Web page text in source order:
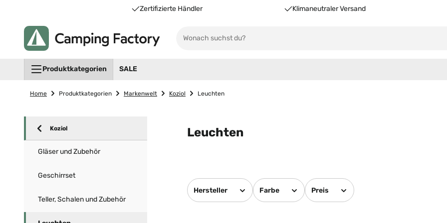
Unsere Vorteile für Sie
Zertifizierte Händler Klimaneutraler Versand
Produktkategorien SALE
Home Produktkategorien Markenwelt Koziol Leuchten
Koziol
Gläser und Zubehör
Geschirrset
Teller, Schalen und Zubehör
Leuchten
Hersteller Farbe Preis